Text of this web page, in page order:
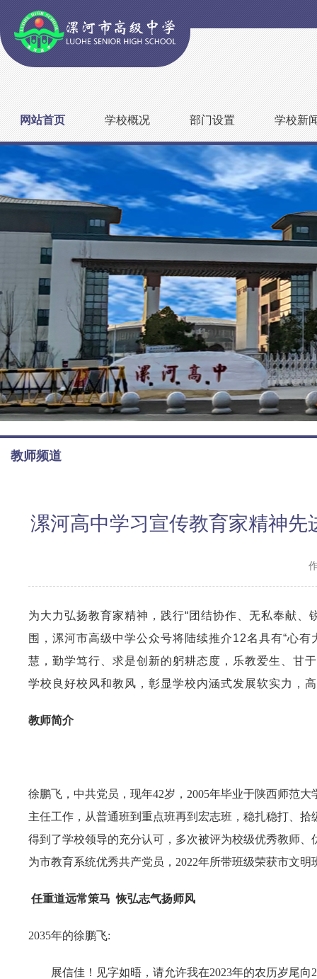
网站首页 学校概况 部门设置 学校新
教师频道
漯河高中学习宣传教育家精神
为大力弘扬教育家精神，践行“团结协作、无私奉献、
围，漯河市高级中学公众号将陆续推介12名具有“心有
慧，勤学笃行、求是创新的躬耕态度，乐教爱生、甘
学校良好校风和教风，彰显学校内涵式发展软实力，
教师简介
徐鹏飞，中共党员，现年42岁，2005年毕业于陕西师范
主任工作，从普通班到重点班再到宏志班，稳扎稳打、
得到了学校领导的充分认可，多次被评为校级优秀教师、
为市教育系统优秀共产党员，2022年所带班级荣获市文明
任重道远常策马 恢弘志气扬师风
2035年的徐鹏飞:
展信佳！见字如晤，请允许我在2023年的农历岁尾向